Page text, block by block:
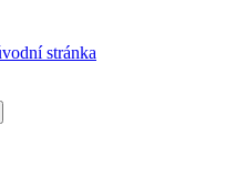
stránka